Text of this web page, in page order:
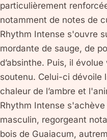
particulièrement
notamment de notes de
Rhythm Intense s'ouvre
mordante de sauge, de
d’absinthe. Puis, il
soutenu. Celui-ci dévoile
chaleur de l’ambre et
Rhythm Intense
masculin, regorgeant
bois de Guaiacum,